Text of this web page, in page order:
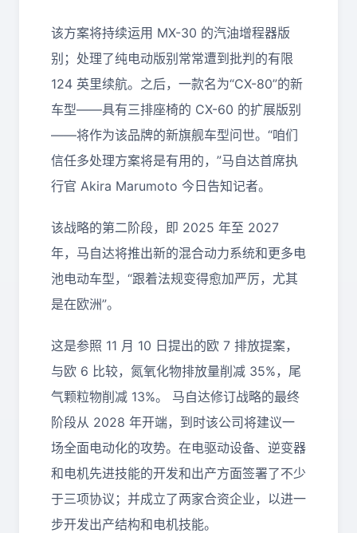
该方案将持续运用 MX-30 的汽油增程器版
别；处理了纯电动版别常常遭到批判的有限
124 英里续航。之后，一款名为“CX-80”的新
车型——具有三排座椅的 CX-60 的扩展版别
——将作为该品牌的新旗舰车型问世。“咱们
信任多处理方案将是有用的，”马自达首席执
行官 Akira Marumoto 今日告知记者。
该战略的第二阶段，即 2025 年至 2027
年，马自达将推出新的混合动力系统和更多电
池电动车型，“跟着法规变得愈加严厉，尤其
是在欧洲”。
这是参照 11 月 10 日提出的欧 7 排放提案，
与欧 6 比较，氮氧化物排放量削减 35%，尾
气颗粒物削减 13%。 马自达修订战略的最终
阶段从 2028 年开端，到时该公司将建议一
场全面电动化的攻势。在电驱动设备、逆变器
和电机先进技能的开发和出产方面签署了不少
于三项协议；并成立了两家合资企业，以进一
步开发出产结构和电机技能。